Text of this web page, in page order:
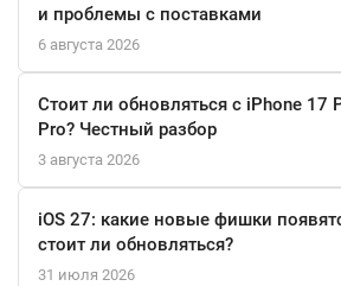
Надежные
Влагозащита по стандарту IPX4
работы устройства от одного заряда
При использовании зарядного кейса это
до 32 часов. Всего 10 минут нахождения
Особенности:
и проблемы с поставками
6 августа 2026
Стоит ли обновляться с iPhone 17
Pro? Честный разбор
3 августа 2026
iOS 27: какие новые фишки
стоит ли обновляться?
31 июля 2026